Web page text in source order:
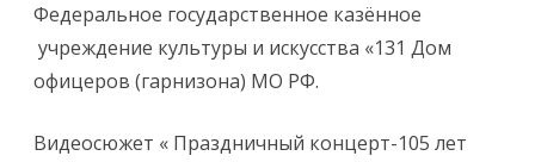
Федеральное государственное казённое
учреждение культуры и искусства «131 Дом
офицеров (гарнизона) МО РФ.
Видеосюжет « Праздничный концерт-105 лет